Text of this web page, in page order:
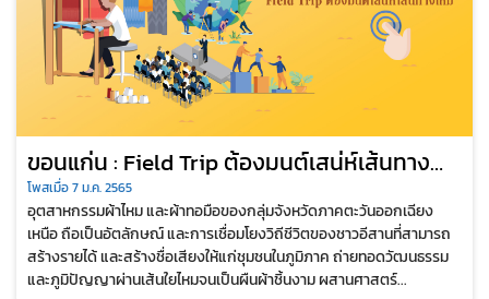
ขอนแก่น : Field Trip ต้องมนต์เสน่ห์เส้นทาง
ไหม
โพสเมื่อ 7 ม.ค. 2565
อุตสาหกรรมผ้าไหม และผ้าทอมือของกลุ่มจังหวัดภาคตะวันออกเฉียง
เหนือ ถือเป็นอัตลักษณ์ และการเชื่อมโยงวิถีชีวิตของชาวอีสานที่สามารถ
สร้างรายได้ และสร้างชื่อเสียงให้แก่ชุมชนในภูมิภาค ถ่ายทอดวัฒนธรรม
และภูมิปัญญาผ่านเส้นใยไหมจนเป็นผืนผ้าชิ้นงาม ผสานศาสตร์...